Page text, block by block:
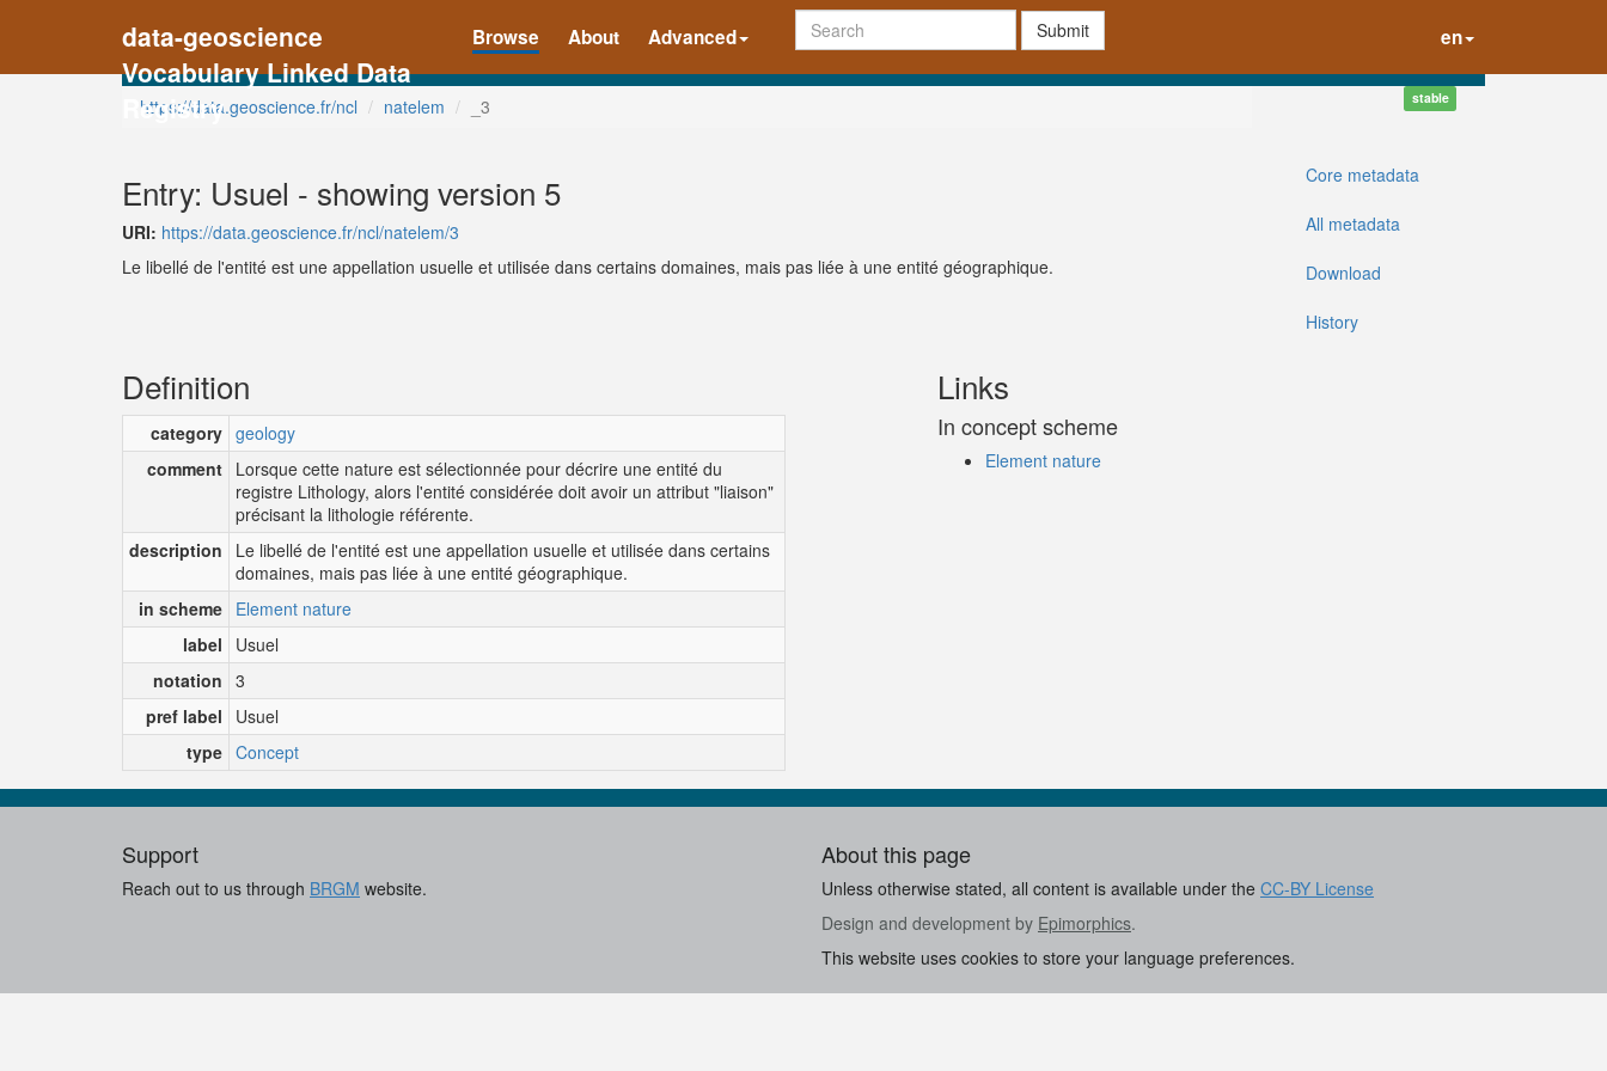
data-geoscience
Vocabulary Linked Data
Registry
Browse About Advanced Submit en
https://data.geoscience.fr/ncl natelem _3 stable
Entry: Usuel - showing version 5
URI: https://data.geoscience.fr/ncl/natelem/3
Le libellé de l'entité est une appellation usuelle et utilisée dans certains domaines, mais pas liée à une entité géographique.
Core metadata
All metadata
Download
History
Definition
category geology
comment Lorsque cette nature est sélectionnée pour décrire une entité du
registre Lithology, alors l'entité considérée doit avoir un attribut "liaison"
précisant la lithologie référente.
description
Le libellé de l'entité est une appellation usuelle et utilisée dans certains
domaines, mais pas liée à une entité géographique.
in scheme Element nature
label
Usuel
notation 3
pref label
Usuel
type Concept
Links
In concept scheme
Element nature
Support
Reach out to us through BRGM website.
About this page
Unless otherwise stated, all content is available under the CC-BY License
Design and development by Epimorphics.
This website uses cookies to store your language preferences.